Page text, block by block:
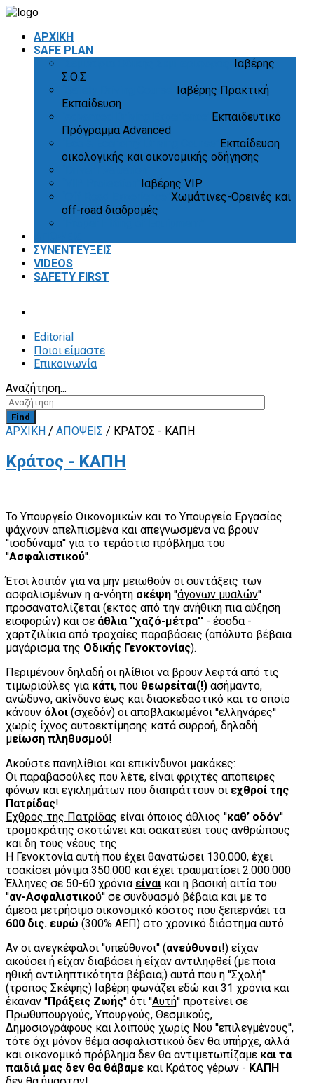
ΑΡΧΙΚΗ
SAFE PLAN
Ιαβέρης
Σ.Ο.Σ
Ιαβέρης Πρακτική
Εκπαίδευση
Εκπαιδευτικό
Πρόγραμμα Advanced
Εκπαίδευση
οικολογικής και οικονομικής οδήγησης
Ιαβέρης VIP
Χωμάτινες-Ορεινές και
off-road διαδρομές
ΣΥΝΕΝΤΕΥΞΕΙΣ
VIDEOS
SAFETY FIRST
Editorial
Ποιοι είμαστε
Επικοινωνία
Αναζήτηση...
Find
ΑΡΧΙΚΗ / ΑΠΟΨΕΙΣ / ΚΡΆΤΟΣ - ΚΑΠΗ
Κράτος - ΚΑΠΗ
Το Υπουργείο Οικονομικών και το Υπουργείο Εργασίας
ψάχνουν απελπισμένα και απεγνωσμένα να βρουν
''ισοδύναμα'' για το τεράστιο πρόβλημα του
''Ασφαλιστικού''.
Έτσι λοιπόν για να μην μειωθούν οι συντάξεις των
ασφαλισμένων η α-νόητη σκέψη ''άγονων μυαλών''
προσανατολίζεται (εκτός από την ανήθικη πια αύξηση
εισφορών) και σε άθλια ''χαζό-μέτρα'' - έσοδα -
χαρτζιλίκια από τροχαίες παραβάσεις (απόλυτο βέβαια
μαγάρισμα της Οδικής Γενοκτονίας).
Περιμένουν δηλαδή οι ηλίθιοι να βρουν λεφτά από τις
τιμωριούλες για κάτι, που θεωρείται(!) ασήμαντο,
ανώδυνο, ακίνδυνο έως και διασκεδαστικό και το οποίο
κάνουν όλοι (σχεδόν) οι αποβλακωμένοι ''ελληνάρες''
χωρίς ίχνος αυτοεκτίμησης κατά συρροή, δηλαδή
μείωση πληθυσμού!
Ακούστε πανηλίθιοι και επικίνδυνοι μακάκες:
Οι παραβασούλες που λέτε, είναι φριχτές απόπειρες
φόνων και εγκλημάτων που διαπράττουν οι εχθροί της
Πατρίδας!
Εχθρός της Πατρίδας είναι όποιος άθλιος ''καθ’ οδόν''
τρομοκράτης σκοτώνει και σακατεύει τους ανθρώπους
και δη τους νέους της.
Η Γενοκτονία αυτή που έχει θανατώσει 130.000, έχει
τσακίσει μόνιμα 350.000 και έχει τραυματίσει 2.000.000
Έλληνες σε 50-60 χρόνια είναι και η βασική αιτία του
''αν-Ασφαλιστικού'' σε συνδυασμό βέβαια και με το
άμεσα μετρήσιμο οικονομικό κόστος που ξεπερνάει τα
600 δις. ευρώ (300% ΑΕΠ) στο χρονικό διάστημα αυτό.
Αν οι ανεγκέφαλοι ''υπεύθυνοι'' (ανεύθυνοι!) είχαν
ακούσει ή είχαν διαβάσει ή είχαν αντιληφθεί (με ποια
ηθική αντιληπτικότητα βέβαια;) αυτά που η ''Σχολή''
(τρόπος Σκέψης) Ιαβέρη φωνάζει εδώ και 31 χρόνια και
έκαναν ''Πράξεις Ζωής'' ότι ''Αυτή'' προτείνει σε
Πρωθυπουργούς, Υπουργούς, Θεσμικούς,
Δημοσιογράφους και λοιπούς χωρίς Νου ''επιλεγμένους'',
τότε όχι μόνον θέμα ασφαλιστικού δεν θα υπήρχε, αλλά
και οικονομικό πρόβλημα δεν θα αντιμετωπίζαμε και τα
παιδιά μας δεν θα θάβαμε και Κράτος γέρων - ΚΑΠΗ